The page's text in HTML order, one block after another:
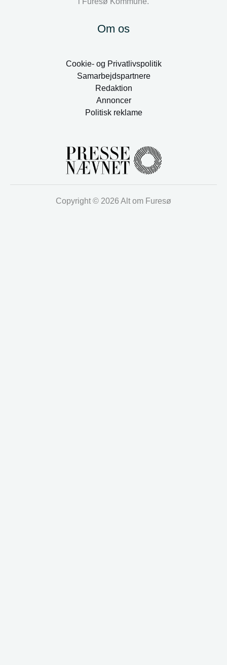
Om os
Cookie- og Privatlivspolitik
Samarbejdspartnere
Redaktion
Annoncer
Politisk reklame
Copyright © 2026 Alt om Furesø